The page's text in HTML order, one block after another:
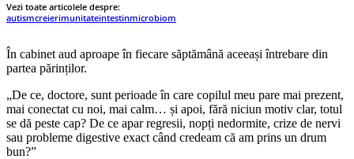
Vezi toate articolele despre:
autismcreierimunitateintestinmicrobiom
În cabinet aud aproape în fiecare săptămână aceeași întrebare din
partea părinților.
„De ce, doctore, sunt perioade în care copilul meu pare mai prezent,
mai conectat cu noi, mai calm… și apoi, fără niciun motiv clar, totul
se dă peste cap? De ce apar regresii, nopți nedormite, crize de nervi
sau probleme digestive exact când credeam că am prins un drum
bun?”